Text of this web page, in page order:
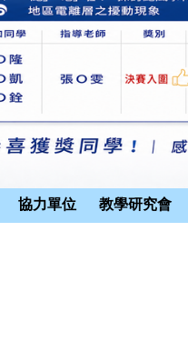
協力單位 教學研究會